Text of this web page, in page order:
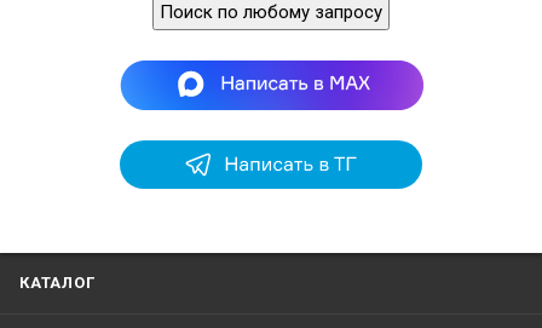
Поиск по любому запросу
КАТАЛОГ